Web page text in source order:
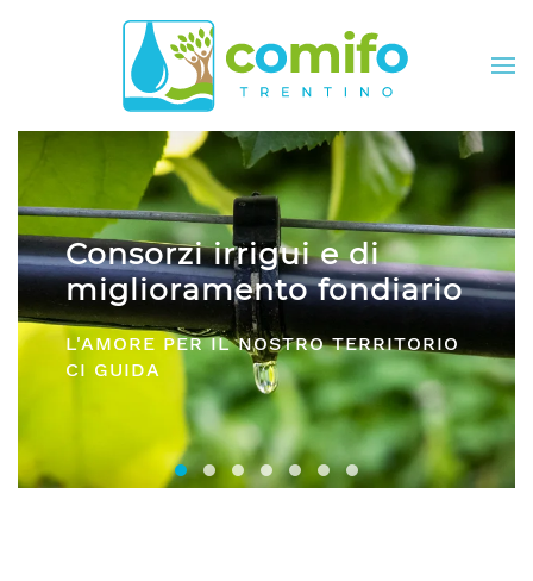
Skip to main content
e di
TERRITORIO
Comifo Trentino
DA OLTRE 40 ANNI,
E SERVIZI PER TUTTI I
Consorzi irrigui e di miglioramento
Comifo Trentino
Consorzi Irrigui e di
La Federazione dei Consorzi
Consorzi Irrigui e di
Consorzi irrigui e di
Consorzi Irrigui e